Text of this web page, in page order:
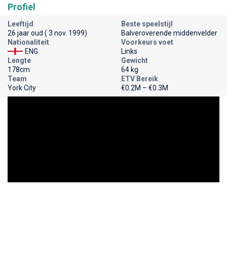
Profiel
Leeftijd
26 jaar oud ( 3 nov. 1999)
Beste speelstijl
Balveroverende middenvelder
Nationaliteit
ENG
Voorkeurs voet
Links
Lengte
178cm
Gewicht
64 kg
Team
York City
ETV Bereik
€0.2M – €0.3M